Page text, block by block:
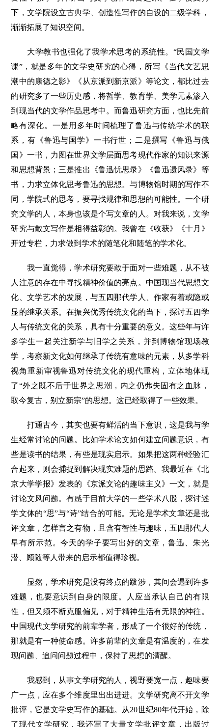
下，文学院设立古典学、创造性写作的自设的二级学科，
渐渐拓展了知识空间。
大学教书也强化了我学术思考的系统性。“民国文学
课”，就是多年的文学史研究的心得，所写《当代文艺思
潮中的康德之影》《从京派到新京派》等论文，都比过去
的研究多了一些历史感，将哲学、教育学、美学元素渗入
到现当代的文学作品思考中。而鲁迅研究方面，也比先前
略有深化。一是用多年时间梳理了鲁迅与传统学术的联
系，有《鲁迅与国学》一书行世；二是撰写《鲁迅与俄
国》一书，力图在世界文学层面思考现代作家的知识来源
和思想背景；三是推出《鲁迅忧思录》《鲁迅遗风录》等
书，力求立体化思考鲁迅的思想。与博物馆时期的写作不
同，学院式的思考，要寻找规律和思想的可能性。一个研
究文学的人，本身也该是个写文章的人。对我来说，文学
研究与散文写作是相得益彰的。我曾在《收获》《十月》
开过专栏，力求做到学术的随笔化和随笔的学术化。
我一直觉得，学术研究要敢于面对一些难题，从不被
人注意的存在中寻找精神价值的亮点。中国现当代思想文
化、文学艺术的发展，与五四那代学人、作家有着或隐或
显的继承关系。在振兴优秀传统文化的当下，探讨五四学
人与传统文化的关系，具有十分重要的意义。这些年与许
多学生一起关注新学与旧学之关系，并到博物馆现场教
学，考察新文化如何继承了传统有意味的元素，从多学科
视角重新审视鲁迅对传统文化的现代重构，立体地体现
了“外之既不后于世界之思潮，内之仍弗失固有之血脉，
取今复古，别立新宗”的思想。这已经取得了一些效果。
打通古今，其实也要有鲜活的当下意识，这是我与学
生经常讨论的问题。比如学术论文如何建立问题意识，有
些是读书的结果，有些是现实启示。如果把这两种经验汇
合起来，则会捕捉到解决现实难题的思路。我最近在《北
京大学学报》发表的《京派文论的趣味主义》一文，就是
讨论文风问题。有感于目前大学的一些学术八股，探讨述
学文体的“思”与“诗”结合的可能。无论是学术文章还是批
评文章，怎样言之有物，且含有智性与趣味，五四那代人
早有所示范。今天的学子要写出好的文章，鲁迅、朱光
潜、顾随等人带来的启示都值得珍视。
显然，学术研究是没有终点的跋涉，其间会遇到许多
难题，也要意识到自身的限度。人应当承认自己的有限
性，但又须不断克服偏见，对于精神生活有无限的神往。
中国现代文学研究的前辈学者，形成了一个很好的传统，
那就是有一种使命感。许多前辈的文章是有温度的，在发
现问题、追问问题过程中，保持了思想的清醒。
我感到，从事文学研究的人，视野要宽一点，趣味要
广一点，应在多个维度里出出进进。文学研究离不开文学
批评，它是文学史写作的基础。从20世纪80年代开始，除
了现代文学研究，我还写了大量文学批评文章，出版过